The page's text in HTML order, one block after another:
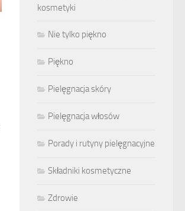
kosmetyki
Nie tylko piękno
Piękno
Pielęgnacja skóry
Pielęgnacja włosów
Porady i rutyny pielęgnacyjne
Składniki kosmetyczne
Zdrowie